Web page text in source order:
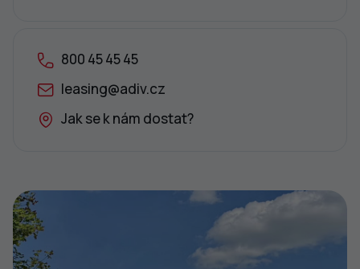
800 45 45 45
leasing@adiv.cz
Jak se k nám dostat?